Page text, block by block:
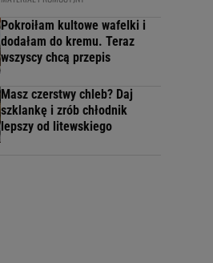
Pokroiłam kultowe wafelki i
dodałam do kremu. Teraz
wszyscy chcą przepis
Masz czerstwy chleb? Daj
szklankę i zrób chłodnik
lepszy od litewskiego